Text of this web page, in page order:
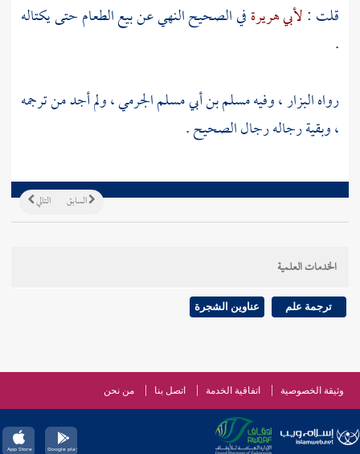
قلت :لأبي هريرةفي الصحيح النهي عن بيع الطعام حتى يكتاله
.
رواهالبزار، وفيهمسلم بن أبي مسلم الجرمي، ولم أجد من ترجمه
، وبقية رجاله رجال الصحيح .
التالي السابق
الخدمات العلمية
ترجمة علم عناوين الشجرة
وثيقة الخصوصية اتفاقية الخدمة اتصل بنا من نحن